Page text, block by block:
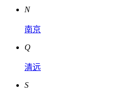
N
南京
Q
清远
S